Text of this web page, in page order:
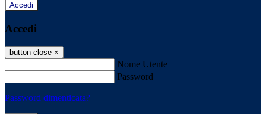
Accedi
Accedi
button close ×
Nome Utente
Password
Password dimenticata?